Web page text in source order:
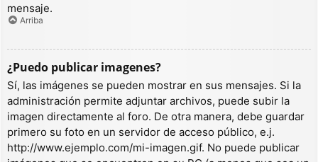
mensaje.
Arriba
¿Puedo publicar imagenes?
Sí, las imágenes se pueden mostrar en sus mensajes. Si la
administración permite adjuntar archivos, puede subir la
imagen directamente al foro. De otra manera, debe guardar
primero su foto en un servidor de acceso público, e.j.
http://www.ejemplo.com/mi-imagen.gif. No puede publicar